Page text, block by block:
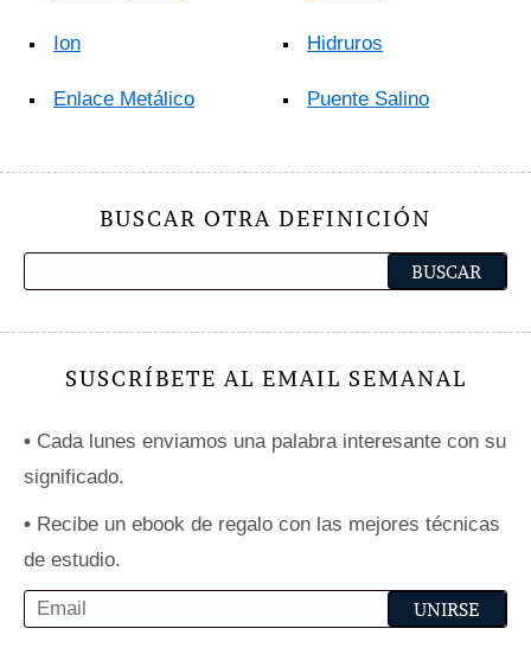
Ion
Enlace Metálico
Hidruros
Puente Salino
BUSCAR OTRA DEFINICIÓN
SUSCRÍBETE AL EMAIL SEMANAL
• Cada lunes enviamos una palabra interesante con su
significado.
• Recibe un ebook de regalo con las mejores técnicas
de estudio.